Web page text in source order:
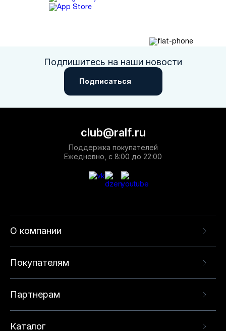
Подпишитесь на наши новости
Подписаться
О компании
Покупателям
Партнерам
Каталог
club@ralf.ru
Поддержка покупателей
Ежедневно, с 8:00 до 22:00